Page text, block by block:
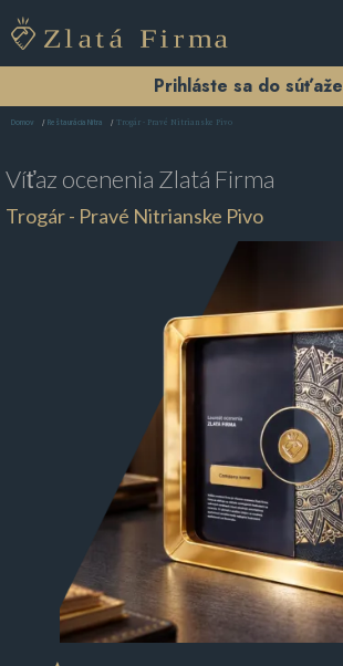
Prihláste sa do súťaže
Domov Reštaurácia Nitra Trogár - Pravé Nitrianske Pivo
Víťaz ocenenia Zlatá Firma
Trogár - Pravé Nitrianske Pivo